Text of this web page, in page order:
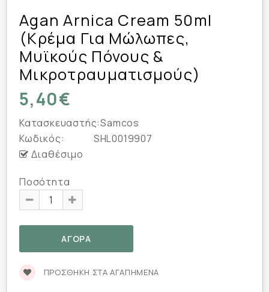
Agan Arnica Cream 50ml
(Κρέμα Για Μώλωπες,
Μυϊκούς Πόνους &
Μικροτραυματισμούς)
5,40€
Κατασκευαστής:Samcos
Κωδικός:
SHL0019907
Διαθέσιμο
Ποσότητα
ΠΡΟΣΘΉΚΗ ΣΤΑ ΑΓΑΠΗΜΈΝΑ